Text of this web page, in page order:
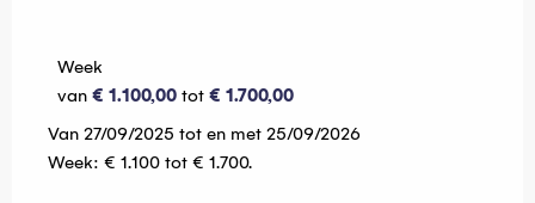
Week
van € 1.100,00 tot € 1.700,00
Van 27/09/2025 tot en met 25/09/2026
Week: € 1.100 tot € 1.700.